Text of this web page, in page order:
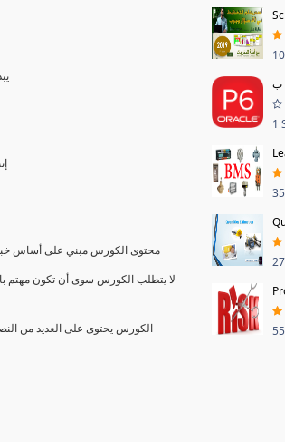
محتوى الكورس مبني على أساس خبرة
لا يتطلب الكورس سوى أن تكون مهتم
الكورس يحتوى على العديد من
1